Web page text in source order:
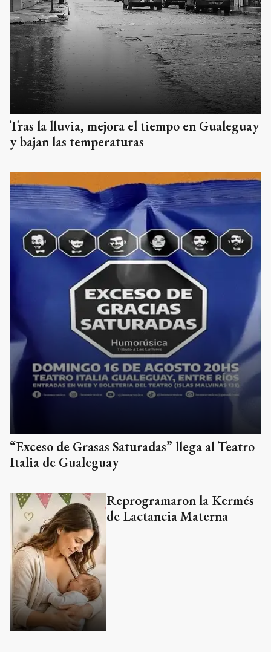
Tras la lluvia, mejora el tiempo en Gualeguay
y bajan las temperaturas
“Exceso de Grasas Saturadas” llega al Teatro
Italia de Gualeguay
Reprogramaron la Kermés
de Lactancia Materna